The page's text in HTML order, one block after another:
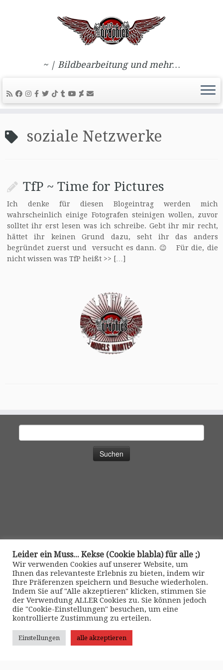
Inhalt
springen
~ | Bildbearbeitung und mehr…
soziale Netzwerke
TfP ~ Time for Pictures
Ich denke für diesen Blogeintrag werden mich
wahrscheinlich einige Fotografen steinigen wollen, zuvor
solltet ihr erst lesen was ich schreibe. Gebt ihr mir recht,
hättet ihr keinen Grund dazu, seht ihr das anders
begründet zuerst und versucht es dann. 😉 Für die, die
nicht wissen was TfP heißt >> […]
Kontakt
Leider ein Muss... Kekse (Cookie blabla) für alle ;)
Wir verwenden Cookies auf unserer Website, um
Ihnen das relevanteste Erlebnis zu bieten, indem wir
Ihre Präferenzen speichern und Besuche wiederholen.
Indem Sie auf "Alle akzeptieren" klicken, stimmen Sie
der Verwendung ALLER Cookies zu. Sie können jedoch
die "Cookie-Einstellungen" besuchen, um eine
kontrollierte Zustimmung zu erteilen.
Einstellungen alle akzeptieren